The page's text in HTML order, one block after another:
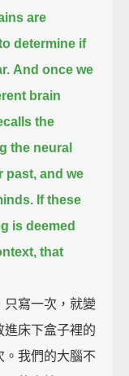
are
determine if
And once we
brain
the
the neural
past, and we
If these
is deemed
that
只寫一次，就變
進床下盒子裡的
。我們的大腦不